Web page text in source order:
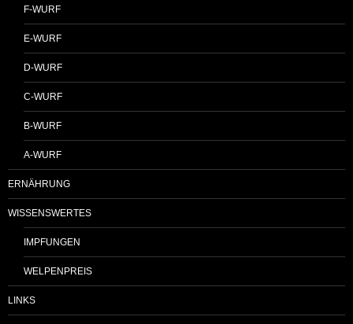
F-WURF
E-WURF
D-WURF
C-WURF
B-WURF
A-WURF
ERNÄHRUNG
WISSENSWERTES
IMPFUNGEN
WELPENPREIS
LINKS